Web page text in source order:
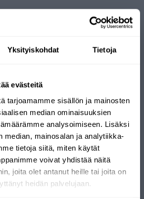
Yksityiskohdat Tietoja
evästeitä
tarjoamamme sisällön ja mainosten
median ominaisuuksien
analysoimiseen. Lisäksi
median, mainosalan ja analytiikka-
tietoja siitä, miten käytät
voivat yhdistää näitä
joita olet antanut heille tai joita on
heidän palvelujaan.
+ 5 °C ... + 40 °C
45 l/min
diameter 6,3 cm